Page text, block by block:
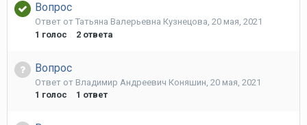
Вопрос
Ответ от Татьяна Валерьевна Кузнецова, 20 мая, 2021
1 голос 2 ответа
Вопрос
Ответ от Владимир Андреевич Коняшин 20 мая, 2021
1 голос 1 ответ